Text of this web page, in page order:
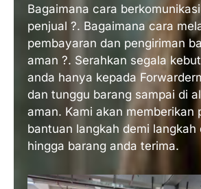
Bagaimana cara
penjual ?. Bagaimana cara
pembayaran dan pengiriman
aman ?. Serahkan segala
anda hanya kepada
dan tunggu barang sampai di
aman. Kami akan memberikan
bantuan langkah demi langkah
hingga barang anda terima.